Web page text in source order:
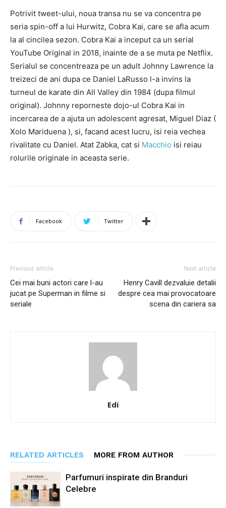
Potrivit tweet-ului, noua transa nu se va concentra pe
seria spin-off a lui Hurwitz, Cobra Kai, care se afla acum
la al cincilea sezon. Cobra Kai a inceput ca un serial
YouTube Original in 2018, inainte de a se muta pe Netflix.
Serialul se concentreaza pe un adult Johnny Lawrence la
treizeci de ani dupa ce Daniel LaRusso l-a invins la
turneul de karate din All Valley din 1984 (dupa filmul
original). Johnny reporneste dojo-ul Cobra Kai in
incercarea de a ajuta un adolescent agresat, Miguel Diaz (
Xolo Mariduena ), si, facand acest lucru, isi reia vechea
rivalitate cu Daniel. Atat Zabka, cat si Macchio isi reiau
rolurile originale in aceasta serie.
Facebook Twitter
Previous article
Cei mai buni actori care l-au
jucat pe Superman in filme si
seriale
Next article
Henry Cavill dezvaluie detalii
despre cea mai provocatoare
scena din cariera sa
Edi
RELATED ARTICLES MORE FROM AUTHOR
Parfumuri inspirate din Branduri
Celebre